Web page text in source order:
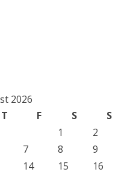
2026
T F S
S
1
2
7 8
9
14 15
16